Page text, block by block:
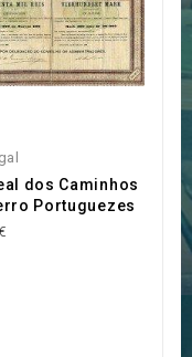
dos Caminhos
Portuguezes